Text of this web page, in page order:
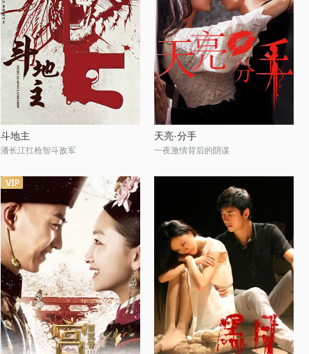
斗地主
潘长江扛枪智斗敌军
天亮·分手
一夜激情背后的阴谋